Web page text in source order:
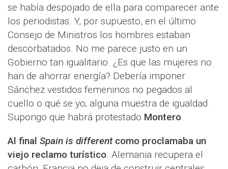
se había despojado de ella para comparecer ante
los periodistas. Y, por supuesto, en el último
Consejo de Ministros los hombres estaban
descorbatados. No me parece justo en un
Gobierno tan igualitario. ¿Es que las mujeres no
han de ahorrar energía? Debería imponer
Sánchez vestidos femeninos no pegados al
cuello o qué se yo; alguna muestra de igualdad.
Supongo que habrá protestado Montero.
Al final Spain is differentcomo proclamaba un
viejo reclamo turístico. Alemania recupera el